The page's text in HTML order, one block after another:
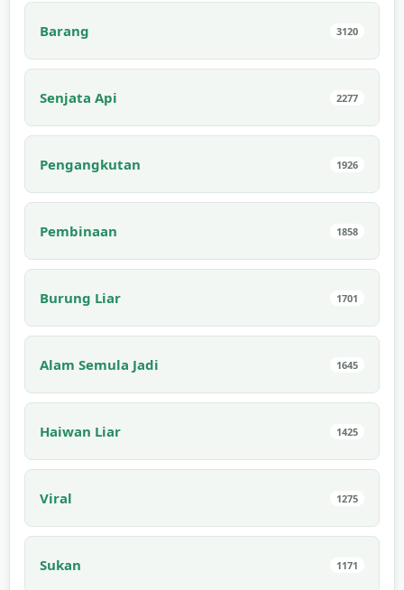
Barang 3120
Senjata Api 2277
Pengangkutan 1926
Pembinaan 1858
Burung Liar 1701
Alam Semula Jadi 1645
Haiwan Liar 1425
Viral 1275
Sukan 1171